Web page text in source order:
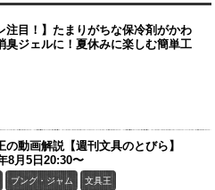
注目！】たまりがちな保冷剤がかわ
臭ジェルに！夏休みに楽しむ簡単工
の動画解説【週刊文具のとびら】
8月5日20:30〜
ブング・ジャム 文具王